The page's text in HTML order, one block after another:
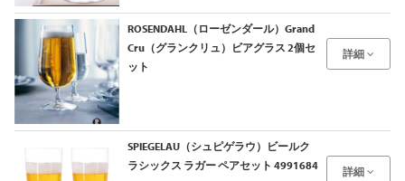
ROSENDAHL（ローゼンダール）Grand
Cru（グランクリュ）ビアグラス 2個セ
ット
詳細
SPIEGELAU（シュピゲラウ）ビールク
ラシックス ラガー ペアセット 4991684
詳細